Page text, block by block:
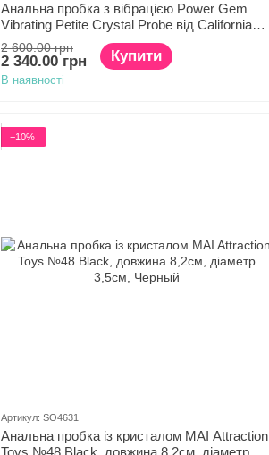
Анальна пробка з вібрацією Power Gem
Vibrating Petite Crystal Probe від California
Exotic
2 600.00 грн
2 340.00 грн Купити
В наявності
−10%
Артикул: SO4631
Анальна пробка із кристалом MAI Attraction
Toys №48 Black, довжина 8,2см, діаметр